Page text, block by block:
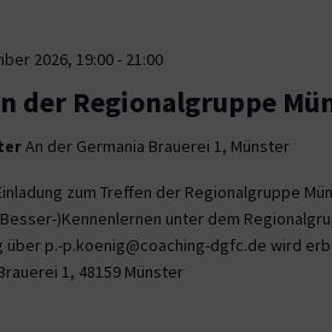
2026, 19:00- 21:00
der Regionalgruppe
An der Germania Brauerei 1, Münster
zum Treffen der Regionalgruppe
)Kennenlernen unter dem
über p.-p.koenig@coaching-dgfc.de wird
1, 48159 Münster